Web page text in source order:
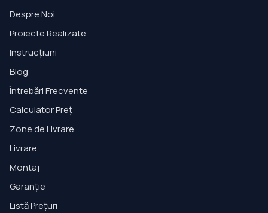
Despre Noi
Proiecte Realizate
Instrucțiuni
Blog
Întrebări Frecvente
Calculator Preț
Zone de Livrare
Livrare
Montaj
Garanție
Listă Prețuri